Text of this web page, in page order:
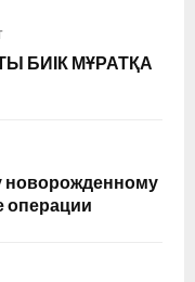
БИІК МҰРАТҚА
операции